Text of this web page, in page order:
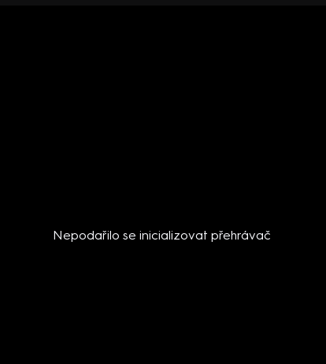
Nepodařilo se inicializovat přehrávač